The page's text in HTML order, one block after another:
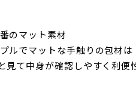
のマット素材
ルでマットな手触りの包材は
て中身が確認しやすく利便